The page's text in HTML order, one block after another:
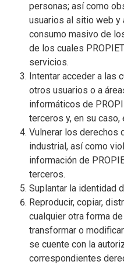
personas; así como
usuarios al sitio web y
consumo masivo de
de los cuales
servicios.
Intentar acceder a las
otros usuarios o a
informáticos de
terceros y, en su caso,
Vulnerar los derechos
industrial, así como
información de
terceros.
Suplantar la identidad
Reproducir, copiar,
cualquier otra forma
transformar o
se cuente con la
correspondientes